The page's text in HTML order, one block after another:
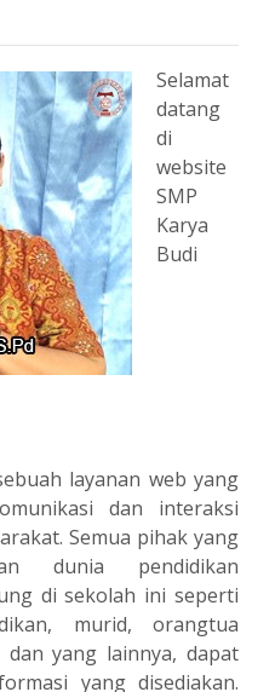
Selamat
datang
di
website
SMP
Karya
Budi
layanan web yang
dan interaksi
Semua pihak yang
dunia pendidikan
di sekolah ini seperti
murid, orangtua
yang lainnya, dapat
yang disediakan.